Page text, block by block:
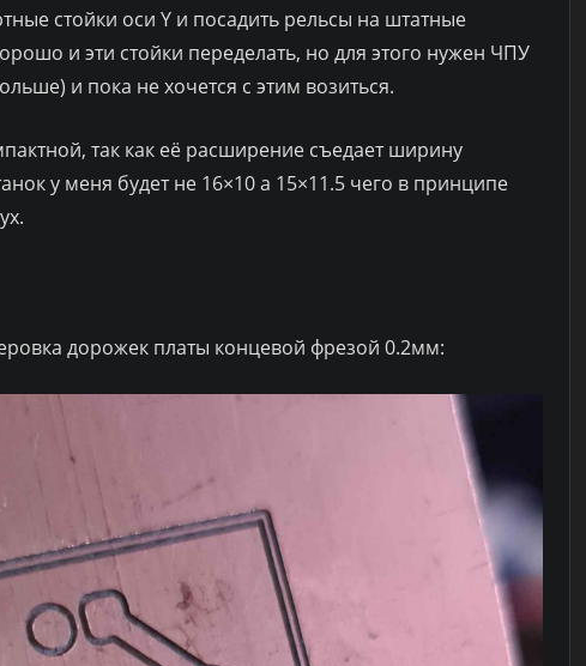
стойки оси Y и посадить рельсы на штатные
и эти стойки переделать, но для этого нужен ЧПУ
и пока не хочется с этим возиться.
так как её расширение съедает ширину
у меня будет не 16×10 а 15×11.5 чего в принципе
дорожек платы концевой фрезой 0.2мм: